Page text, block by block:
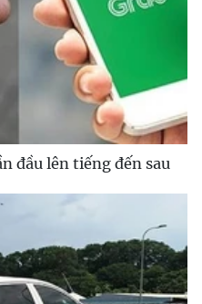
đầu lên tiếng đến sau